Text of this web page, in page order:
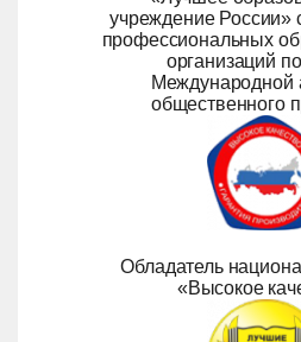
учреждение России»
профессиональных
организаций
Международной
общественного
Обладатель
«Высокое